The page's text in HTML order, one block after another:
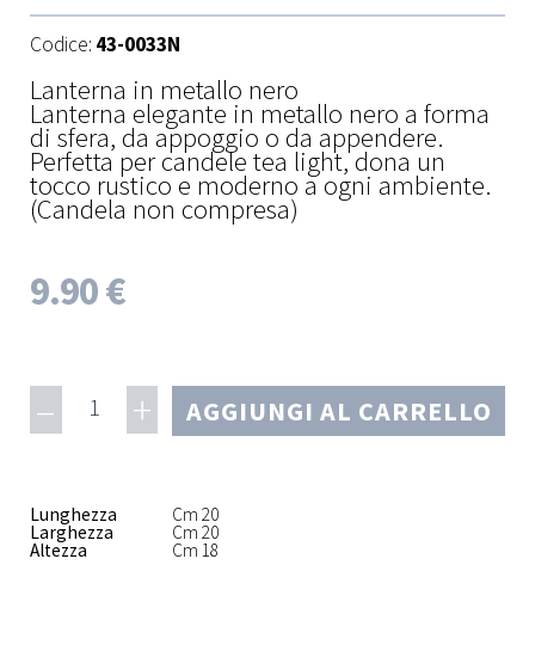
Codice: 43-0033N
Lanterna in metallo nero
Lanterna elegante in metallo nero a forma
di sfera, da appoggio o da appendere.
Perfetta per candele tea light, dona un
tocco rustico e moderno a ogni ambiente.
(Candela non compresa)
9.90 €
– 1 + AGGIUNGI AL CARRELLO
Lunghezza Cm 20
Larghezza Cm 20
Altezza Cm 18